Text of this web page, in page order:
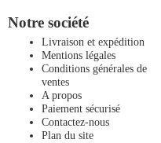
Notre société
Livraison et expédition
Mentions légales
Conditions générales de
ventes
A propos
Paiement sécurisé
Contactez-nous
Plan du site